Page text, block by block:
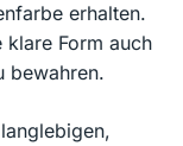
erhalten.
Form auch
bewahren.